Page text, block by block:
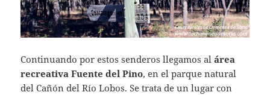
Continuando por estos senderos llegamos alárea
recreativa Fuente del Pino, en el parque natural
del Cañón del Río Lobos. Se trata de un lugar con